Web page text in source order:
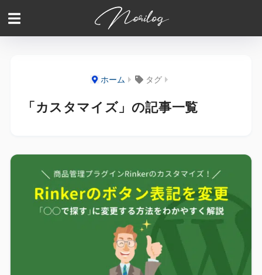
ホーム タグ
「カスタマイズ」の記事一覧